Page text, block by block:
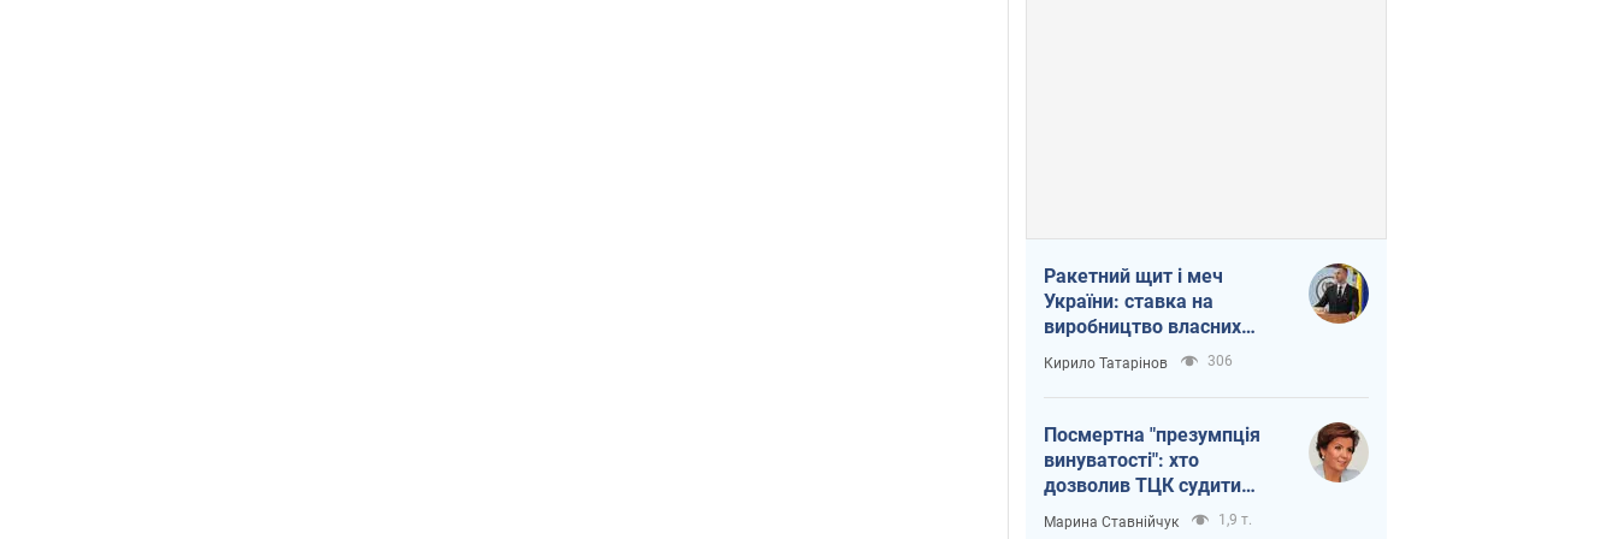
Ракетний щит і меч
України: ставка на
виробництво власних
ракет
Кирило Татарінов 306
Посмертна "презумпція
винуватості": хто
дозволив ТЦК судити
загиблих захисників
Марина Ставнійчук 1,9 т.